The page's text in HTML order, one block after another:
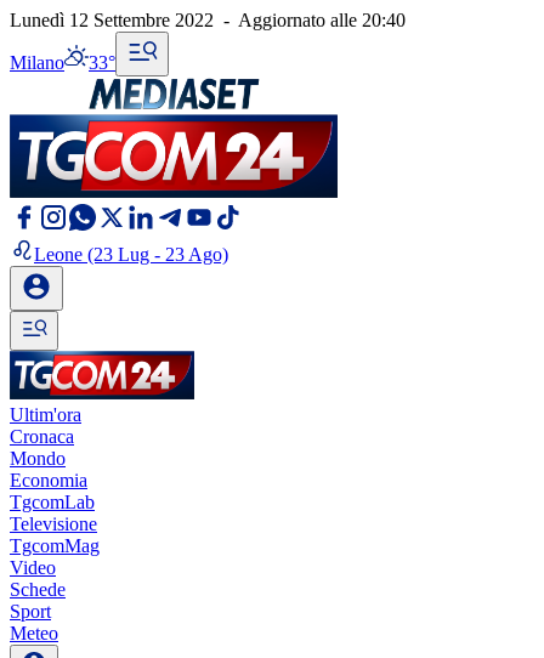
Lunedì 12 Settembre 2022 - Aggiornato alle 20:40
Milano 33°
Leone (23 Lug - 23 Ago)
Ultim'ora
Cronaca
Mondo
Economia
TgcomLab
Televisione
TgcomMag
Video
Schede
Sport
Meteo